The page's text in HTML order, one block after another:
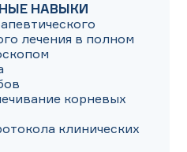
НАВЫКИ
лечения в полном
корневых
клинических